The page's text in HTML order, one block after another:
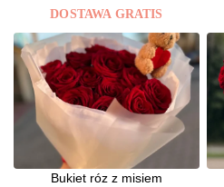
DOSTAWA GRATIS
Bukiet róz z misiem